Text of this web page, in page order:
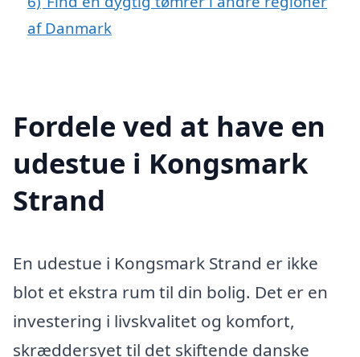
af Danmark
Fordele ved at have en
udestue i Kongsmark
Strand
En udestue i Kongsmark Strand er ikke
blot et ekstra rum til din bolig. Det er en
investering i livskvalitet og komfort,
skræddersyet til det skiftende danske